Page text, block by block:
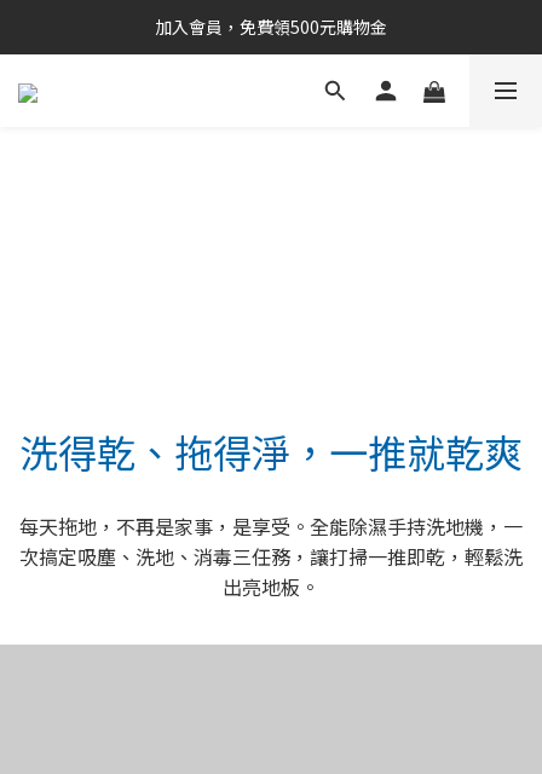
加入會員，免費領500元購物金
洗得乾、拖得淨，一推就乾爽
每天拖地，不再是家事，是享受。全能除濕手持洗地機，一
次搞定吸塵、洗地、消毒三任務，讓打掃一推即乾，輕鬆洗
出亮地板。